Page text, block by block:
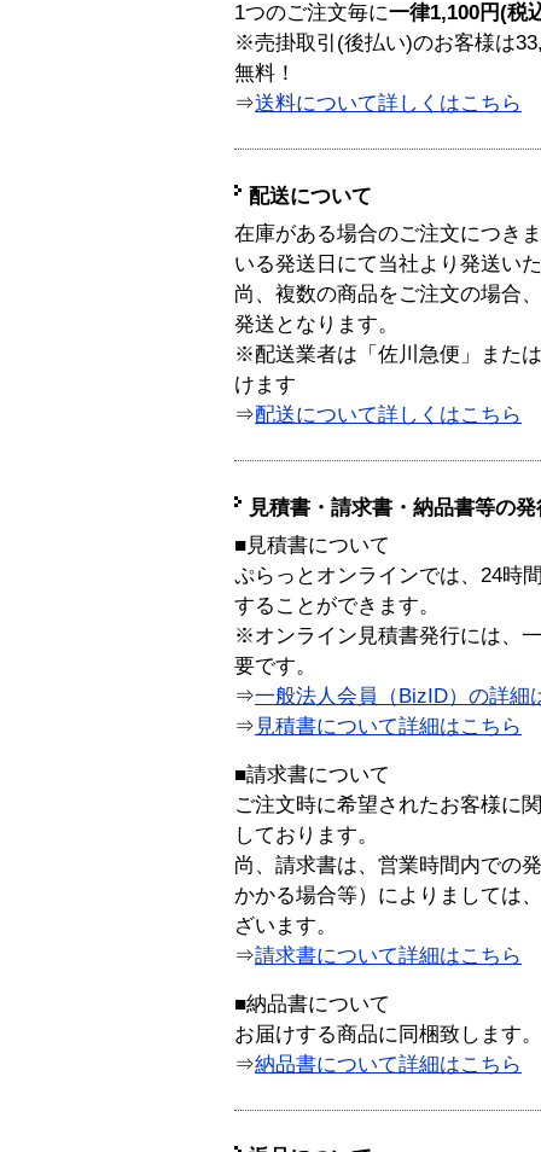
1つのご注文毎に一律1,100円(税
※売掛取引(後払い)のお客様は
無料！
⇒送料について詳しくはこちら
配送について
在庫がある場合のご注文につき
いる発送日にて当社より発送い
尚、複数の商品をご注文の場合
発送となります。
※配送業者は「佐川急便」また
けます
⇒配送について詳しくはこちら
見積書・請求書・納品書等の
■見積書について
ぷらっとオンラインでは、24時
することができます。
※オンライン見積書発行には、
要です。
⇒一般法人会員（BizID）の詳細
⇒ 見積書について詳細はこちら
■請求書について
ご注文時に希望されたお客様に
しております。
尚、請求書は、営業時間内での
かかる場合等）によりましては
ざいます。
⇒請求書について詳細はこちら
■納品書について
お届けする商品に同梱致します。
⇒納品書について詳細はこちら